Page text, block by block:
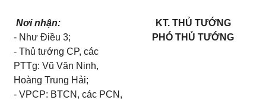
Nơi nhận:
- Như Điều 3;
- Thủ tướng CP, các
PTTg: Vũ Văn Ninh,
Hoàng Trung Hải;
- VPCP: BTCN, các PCN,
KT. THỦ TƯỚNG
PHÓ THỦ TƯỚNG